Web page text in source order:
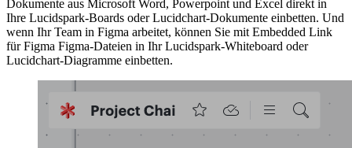
Dokumente aus Microsoft Word, Powerpoint und Excel direkt in
Ihre Lucidspark-Boards oder Lucidchart-Dokumente einbetten. Und
wenn Ihr Team in Figma arbeitet, können Sie mit Embedded Link
für Figma Figma-Dateien in Ihr Lucidspark-Whiteboard oder
Lucidchart-Diagramme einbetten.